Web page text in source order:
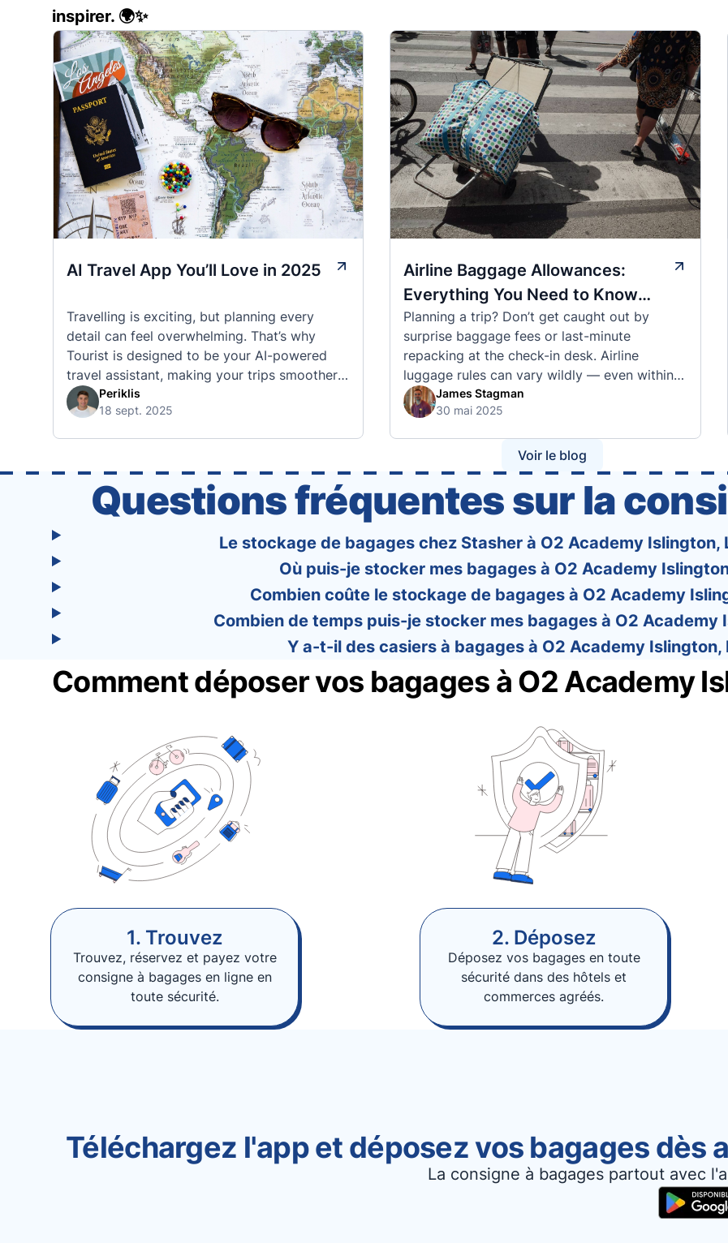
inspirer. 🌍✨
AI Travel App You’ll Love in 2025
Travelling is exciting, but planning every
detail can feel overwhelming. That’s why
Tourist is designed to be your AI-powered
travel assistant, making your trips smoother,
smarter, and stress-free. 🧭 What Makes the
Tourist App Unique? Unlike standard travel
trip planning becomes as exciting …
Periklis
18 sept. 2025
Airline Baggage Allowances:
Everything You Need to Know
Before You Fly
Planning a trip? Don’t get caught out by
surprise baggage fees or last-minute
repacking at the check-in desk. Airline
luggage rules can vary wildly — even within
the same country or alliance. That’s why
we’ve created a detailed set of guides to help
policies of over 30 international …
James Stagman
30 mai 2025
Voir le blog
Questions fréquentes sur la
Le stockage de bagages chez Stasher à O2 Academy Islington,
Où puis-je stocker mes bagages à O2 Academy
Combien coûte le stockage de bagages à O2 Academy
Combien de temps puis-je stocker mes bagages à O2 Academy
Y a-t-il des casiers à bagages à O2 Academy Islington,
Comment déposer vos bagages à O2 Academy
1. Trouvez
Trouvez, réservez et payez votre
consigne à bagages en ligne en
toute sécurité.
2. Déposez
Déposez vos bagages en toute
sécurité dans des hôtels et
commerces agréés.
Téléchargez l'app et déposez vos bagages dès
La consigne à bagages partout avec